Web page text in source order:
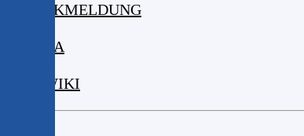
KRANKMELDUNG
MENSA
DIGIWIKI